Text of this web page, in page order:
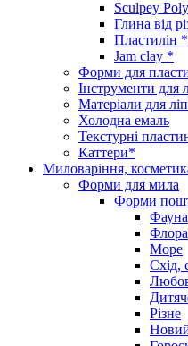
Sculpey
Глина від
Пластилін *
Jam clay *
Форми для
Інструменти для
Матеріали для
Холодна емаль
Текстурні
Каттери*
Миловаріння,
Форми для мила
Форми
Фауна
Флора
Море
Схід,
Різне
Новий